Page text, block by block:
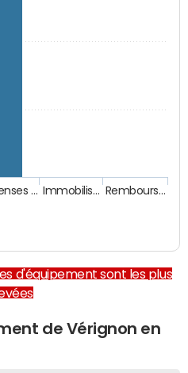
… Immobilis… Rembours…
d'équipement sont les plus
de Vérignon en